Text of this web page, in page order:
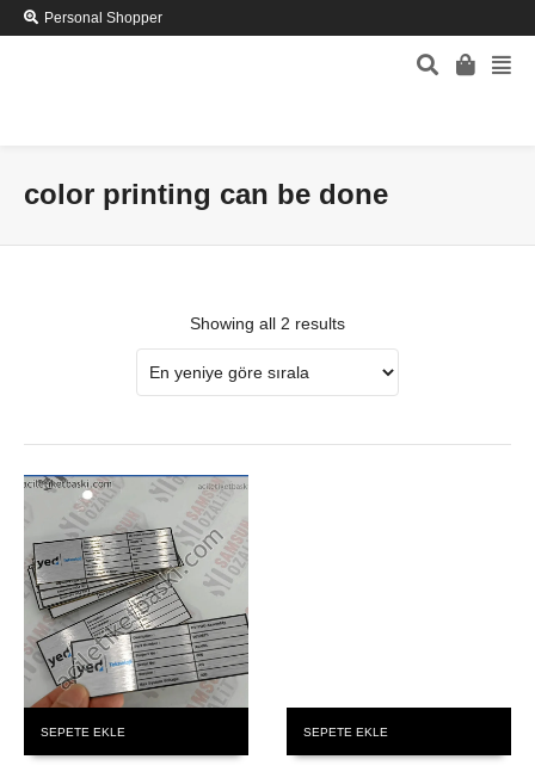
Personal Shopper
color printing can be done
Showing all 2 results
SEPETE EKLE SEPETE EKLE